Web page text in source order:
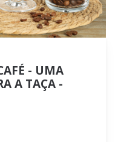
- UMA
A TAÇA -